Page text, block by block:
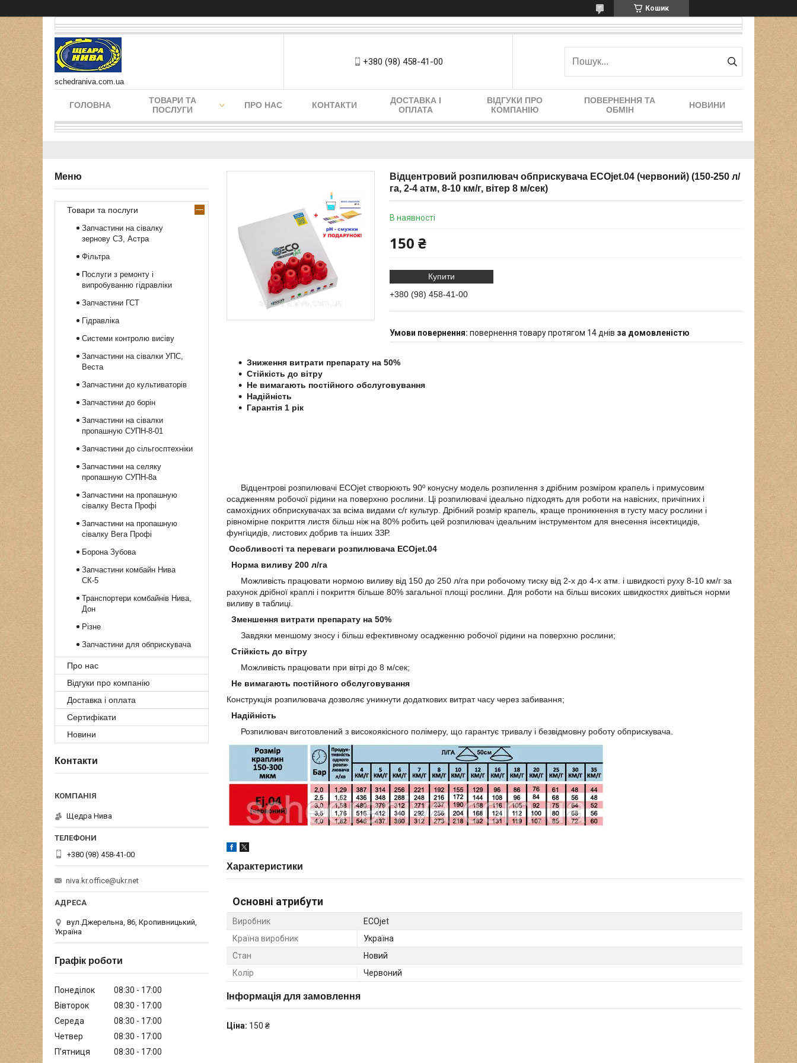
Кошик
schedraniva.com.ua
+380 (98) 458-41-00
ГОЛОВНА
ТОВАРИ ТА
ПОСЛУГИ
ПРО НАС КОНТАКТИ
ДОСТАВКА І
ОПЛАТА
ВІДГУКИ ПРО
КОМПАНІЮ
ПОВЕРНЕННЯ ТА
ОБМІН
НОВИНИ
Відцентровий розпилювач обприскувача ECOjet.04 (червоний) (150-250 л/
га, 2-4 атм, 8-10 км/г, вітер 8 м/сек)
В наявності
150 ₴
Купити
+380 (98) 458-41-00
повернення товару протягом 14 днів за домовленістю
Зниження витрати препарату на 50%
Стійкість до вітру
Не вимагають постійного обслуговування
Надійність
Гарантія 1 рік
Відцентрові розпилювачі ECOjet створюють 90º конусну модель розпилення з дрібним розміром крапель і примусовим
осадженням робочої рідини на поверхню рослини. Ці розпилювачі ідеально підходять для роботи на навісних, причіпних і
самохідних обприскувачах за всіма видами с/г культур. Дрібний розмір крапель, краще проникнення в густу масу рослини і
рівномірне покриття листя більш ніж на 80% робить цей розпилювач ідеальним інструментом для внесення інсектицидів,
фунгіцидів, листових добрив та інших ЗЗР.
Особливості та переваги розпилювача ECOjet.04
Норма виливу 200 л/га
Можливість працювати нормою виливу від 150 до 250 л/га при робочому тиску від 2-х до 4-х атм. і швидкості руху 8-10 км/г за
рахунок дрібної краплі і покриття більше 80% загальної площі рослини. Для роботи на більш високих швидкостях дивіться норми
виливу в таблиці.
Зменшення витрати препарату на 50%
Завдяки меншому зносу і більш ефективному осадженню робочої рідини на поверхню рослини;
Стійкість до вітру
Можливість працювати при вітрі до 8 м/сек;
Не вимагають постійного обслуговування
Конструкція розпилювача дозволяє уникнути додаткових витрат часу через забивання;
Надійність
Розпилювач виготовлений з високоякісного полімеру, що гарантує тривалу і безвідмовну роботу обприскувача.
Характеристики
Основні атрибути
Виробник
ECOjet
Країна виробник
Україна
Стан
Новий
Колір
Червоний
Інформація для замовлення
Ціна: 150 ₴
Товари та послуги
Запчастини на сівалку
зернову СЗ, Астра
Фільтра
Послуги з ремонту і
випробуванню гідравліки
Запчастини ГСТ
Гідравліка
Системи контролю висіву
Запчастини на сівалки УПС,
Веста
Запчастини до культиваторів
Запчастини до борін
Запчастини на сівалки
пропашную СУПН-8-01
Запчастини до сільгосптехніки
Запчастини на селяку
пропашную СУПН-8а
Запчастини на пропашную
сівалку Веста Профі
Запчастини на пропашную
сівалку Вега Профі
Борона Зубова
Запчастини комбайн Нива
СК-5
Транспортери комбайнів Нива,
Дон
Різне
Запчастини для обприскувача
Про нас
Відгуки про компанію
Доставка і оплата
Сертифікати
Новини
Контакти
Щедра Нива
+380 (98) 458-41-00
niva.kr.office@ukr.net
вул.Джерельна, 86, Кропивницький,
Україна
Графік роботи
Понеділок 08:30
17:00
Вівторок
08:30
17:00
Середа
08:30
17:00
Четвер
08:30
17:00
Пʼятниця
08:30
17:00